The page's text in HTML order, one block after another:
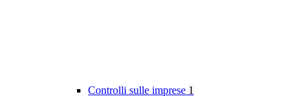
Controlli sulle imprese 1